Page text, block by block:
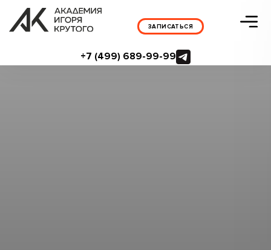
ЗАПИСАТЬСЯ
+7 (499) 689-99-99